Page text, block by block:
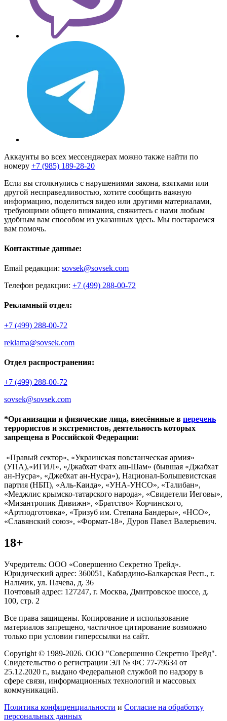
Аккаунты во всех мессенджерах можно также найти по
номеру +7 (985) 189-28-20
Если вы столкнулись с нарушениями закона, взятками или
другой несправедливостью, хотите сообщить важную
информацию, поделиться видео или другими материалами,
требующими общего внимания, свяжитесь с нами любым
удобным вам способом из указанных здесь. Мы постараемся
вам помочь.
Контактные данные:
Email редакции: sovsek@sovsek.com
Телефон редакции: +7 (499) 288-00-72
Рекламный отдел:
+7 (499) 288-00-72
reklama@sovsek.com
Отдел распространения:
+7 (499) 288-00-72
sovsek@sovsek.com
*Организации и физические лица, внесённные в перечень
террористов и экстремистов, деятельность которых
запрещена в Российской Федерации:
«Правый сектор», «Украинская повстанческая армия»
(УПА),«ИГИЛ», «Джабхат Фатх аш-Шам» (бывшая «Джабхат
ан-Нусра», «Джебхат ан-Нусра»), Национал-Большевистская
партия (НБП), «Аль-Каида», «УНА-УНСО», «Талибан»,
«Меджлис крымско-татарского народа», «Свидетели Иеговы»,
«Мизантропик Дивижн», «Братство» Корчинского,
«Артподготовка», «Тризуб им. Степана Бандеры», «НСО»,
«Славянский союз», «Формат-18», Дуров Павел Валерьевич.
18+
Учредитель: ООО «Совершенно Секретно Трейд».
Юридический адрес: 360051, Кабардино-Балкарская Респ., г.
Нальчик, ул. Пачева, д. 36
Почтовый адрес: 127247, г. Москва, Дмитровское шоссе, д.
100, стр. 2
Все права защищены. Копирование и использование
материалов запрещено, частичное цитирование возможно
только при условии гиперссылки на сайт.
Copyright © 1989-2026. ООО "Совершенно Секретно Трейд".
Свидетельство о регистрации ЭЛ № ФС 77-79634 от
25.12.2020 г., выдано Федеральной службой по надзору в
сфере связи, информационных технологий и массовых
коммуникаций.
Политика конфиценциальности и Согласие на обработку
персональных данных